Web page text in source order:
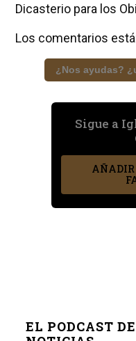
Dicasterio para los
Los comentarios
¿Nos ayudas?
Sigue a
EL PODCAST